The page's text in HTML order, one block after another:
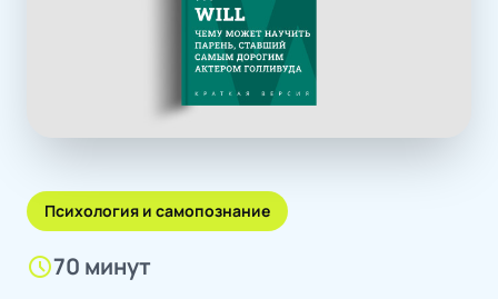
Психология и самопознание
schedule70 минут